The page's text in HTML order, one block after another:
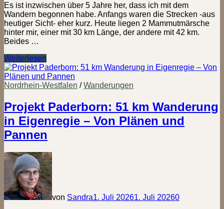
Es ist inzwischen über 5 Jahre her, dass ich mit dem
Wandern begonnen habe. Anfangs waren die Strecken -aus
heutiger Sicht- eher kurz. Heute liegen 2 Mammutmärsche
hinter mir, einer mit 30 km Länge, der andere mit 42 km.
Beides …
Laufen
ist
doch
keine
–
51
km
von
Paderborn
Bad
Salzuflen
Weiterlesen
Nordrhein-Westfalen /Wanderungen
Projekt Paderborn: 51 km Wanderung
in Eigenregie – Von Plänen und
Pannen
von Sandra1. Juli 20261. Juli 20260